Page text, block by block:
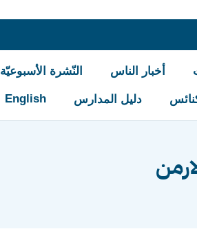
أخبار الناس النّشرة الأسبوعيّة
دليل المدارس English